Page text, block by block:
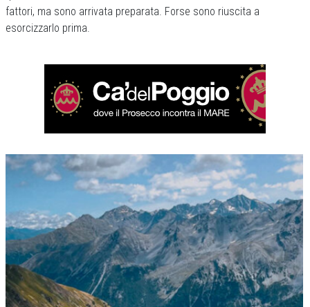
fattori, ma sono arrivata preparata. Forse sono riuscita a
esorcizzarlo prima.